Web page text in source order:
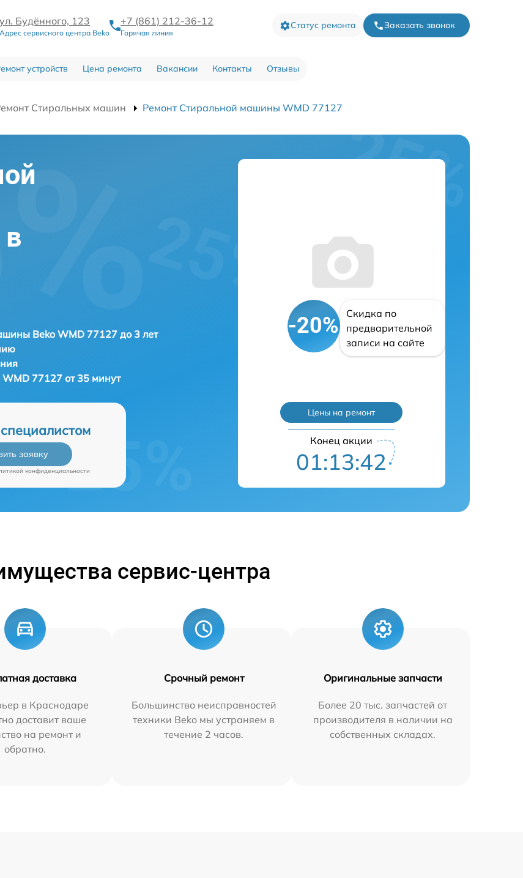
ул. Будённого, 123
Адрес сервисного центра Beko
+7 (861) 212-36-12
Горячая линия
Статус ремонта Заказать звонок
устройств Цена ремонта Вакансии Контакты Отзывы
Стиральных машин Ремонт Стиральной машины WMD 77127
Beko WMD 77127 до 3 лет
77127 от 35 минут
заявку
конфиденциальности
-20%
Скидка по
предварительной
записи на сайте
Цены на ремонт
Конец акции
01:13:42
сервис-центра
доставка
в Краснодаре
доставит ваше
на ремонт и
обратно.
Срочный ремонт
Большинство неисправностей
техники Beko мы устраняем в
течение 2 часов.
Оригинальные запчасти
Более 20 тыс. запчастей от
производителя в наличии на
собственных складах.